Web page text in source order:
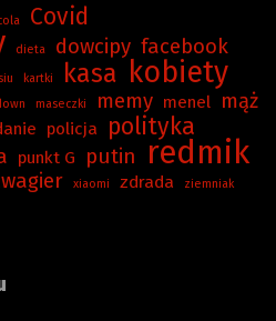
Covid
dieta dowcipy facebook
kartki kasa kobiety
maseczki memy menel mąż
policja polityka
punkt G putin redmik
xiaomi zdrada
ziemniak